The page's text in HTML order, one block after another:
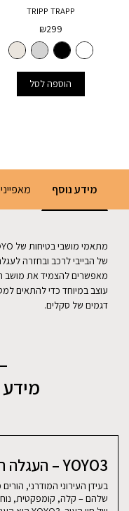
TRIPP TRAPP
₪299
הוספה לסל
מידע נוסף
דגמים של סקלים.
YOYO3 – העגלה העירונית הטובה ביותר
בעידן העירוני המודרני,
שלהם – קלה, קומפקטית,